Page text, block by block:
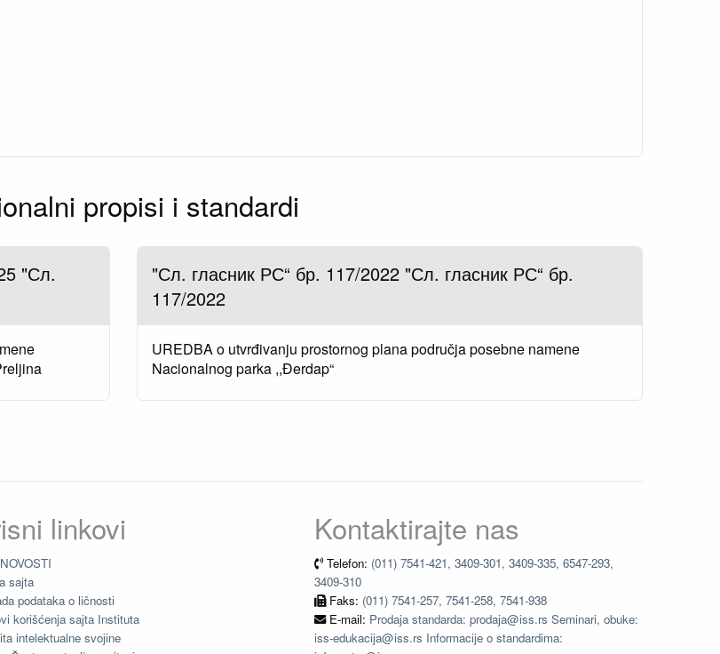
propisi i standardi
"Сл.
"Сл. гласник РС“ бр. 117/2022 "Сл. гласник РС“ бр.
117/2022
UREDBA o utvrđivanju prostornog plana područja posebne namene
Nacionalnog parka ,,Đerdap“
linkovi
sajta
podataka o ličnosti
korišćenja sajta Instituta
intelektualne svojine
Kontaktirajte nas
Telefon: (011) 7541-421, 3409-301, 3409-335, 6547-293,
3409-310
Faks: (011) 7541-257, 7541-258, 7541-938
E-mail: Prodaja standarda: prodaja@iss.rs Seminari, obuke:
iss-edukacija@iss.rs Informacije o standardima: